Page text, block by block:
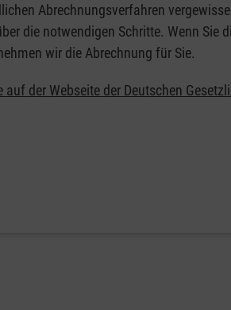
Abrechnungsverfahren
die notwendigen Schritte. Wenn Sie
wir die Abrechnung für Sie.
der Webseite der Deutschen